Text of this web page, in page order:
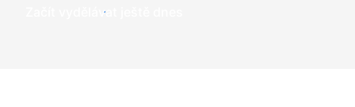
Začít vydělávat ještě dnes